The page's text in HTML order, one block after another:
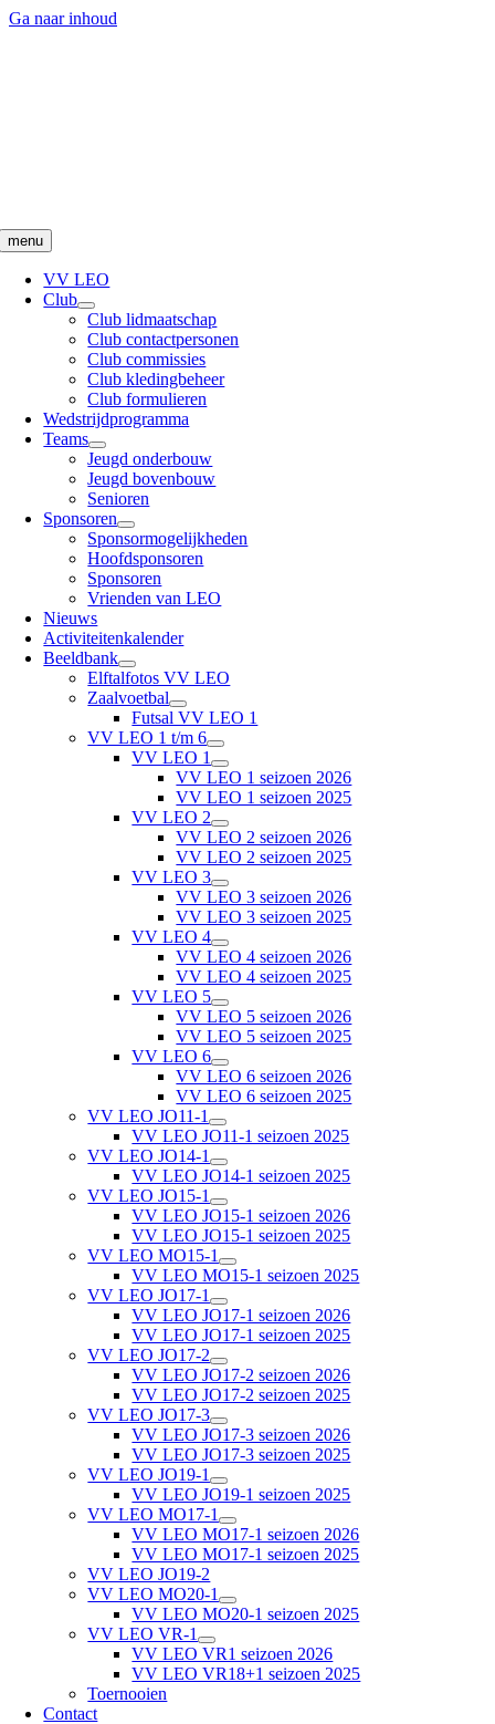
Ga naar inhoud
menu
VV LEO
Club
Club lidmaatschap
Club contactpersonen
Club commissies
Club kledingbeheer
Club formulieren
Wedstrijdprogramma
Teams
Jeugd onderbouw
Jeugd bovenbouw
Senioren
Sponsoren
Sponsormogelijkheden
Hoofdsponsoren
Sponsoren
Vrienden van LEO
Nieuws
Activiteitenkalender
Beeldbank
Elftalfotos VV LEO
Zaalvoetbal
Futsal VV LEO 1
VV LEO 1 t/m 6
VV LEO 1
VV LEO 1 seizoen 2026
VV LEO 1 seizoen 2025
VV LEO 2
VV LEO 2 seizoen 2026
VV LEO 2 seizoen 2025
VV LEO 3
VV LEO 3 seizoen 2026
VV LEO 3 seizoen 2025
VV LEO 4
VV LEO 4 seizoen 2026
VV LEO 4 seizoen 2025
VV LEO 5
VV LEO 5 seizoen 2026
VV LEO 5 seizoen 2025
VV LEO 6
VV LEO 6 seizoen 2026
VV LEO 6 seizoen 2025
VV LEO JO11-1
VV LEO JO11-1 seizoen 2025
VV LEO JO14-1
VV LEO JO14-1 seizoen 2025
VV LEO JO15-1
VV LEO JO15-1 seizoen 2026
VV LEO JO15-1 seizoen 2025
VV LEO MO15-1
VV LEO MO15-1 seizoen 2025
VV LEO JO17-1
VV LEO JO17-1 seizoen 2026
VV LEO JO17-1 seizoen 2025
VV LEO JO17-2
VV LEO JO17-2 seizoen 2026
VV LEO JO17-2 seizoen 2025
VV LEO JO17-3
VV LEO JO17-3 seizoen 2026
VV LEO JO17-3 seizoen 2025
VV LEO JO19-1
VV LEO JO19-1 seizoen 2025
VV LEO MO17-1
VV LEO MO17-1 seizoen 2026
VV LEO MO17-1 seizoen 2025
VV LEO JO19-2
VV LEO MO20-1
VV LEO MO20-1 seizoen 2025
VV LEO VR-1
VV LEO VR1 seizoen 2026
VV LEO VR18+1 seizoen 2025
Toernooien
Contact